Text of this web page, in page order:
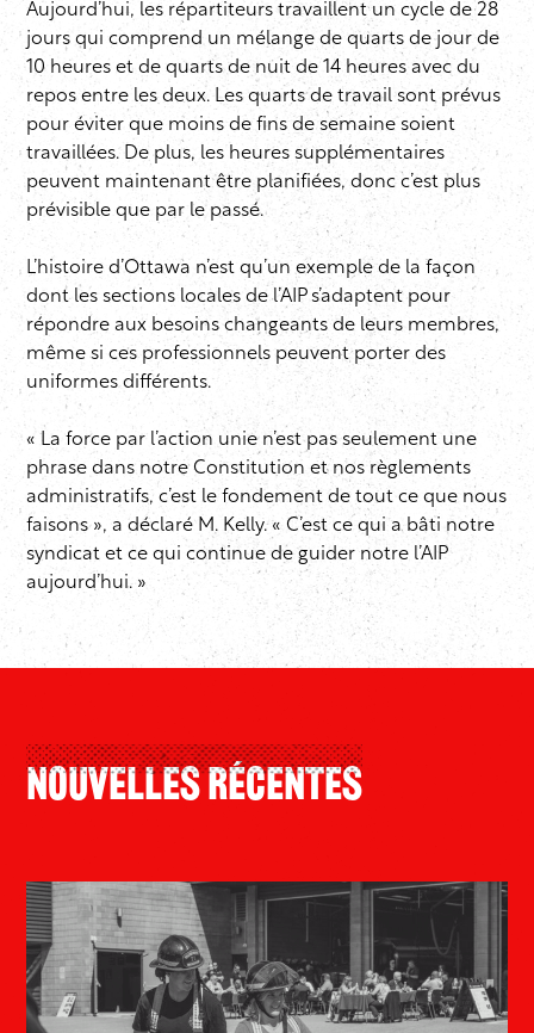
Aujourd’hui, les répartiteurs travaillent un cycle de 28
jours qui comprend un mélange de quarts de jour de
10 heures et de quarts de nuit de 14 heures avec du
repos entre les deux. Les quarts de travail sont prévus
pour éviter que moins de fins de semaine soient
travaillées. De plus, les heures supplémentaires
peuvent maintenant être planifiées, donc c’est plus
prévisible que par le passé.
L’histoire d’Ottawa n’est qu’un exemple de la façon
dont les sections locales de l’AIP s’adaptent pour
répondre aux besoins changeants de leurs membres,
même si ces professionnels peuvent porter des
uniformes différents.
« La force par l’action unie n’est pas seulement une
phrase dans notre Constitution et nos règlements
administratifs, c’est le fondement de tout ce que nous
faisons », a déclaré M. Kelly. « C’est ce qui a bâti notre
syndicat et ce qui continue de guider notre l’AIP
aujourd’hui. »
Nouvelles Récentes